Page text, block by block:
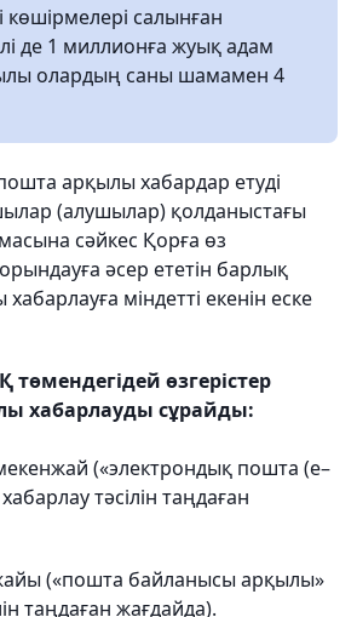
салынған
де 1 миллионға жуық адам
олардың саны шамамен 4
арқылы хабардар етуді
(алушылар) қолданыстағы
сәйкес Қорға өз
әсер ететін барлық
хабарлауға міндетті екенін еске
өзгерістер
хабарлауды сұрайды:
(«электрондық пошта (e–
тәсілін таңдаған
(«пошта байланысы арқылы»
таңдаған жағдайда).